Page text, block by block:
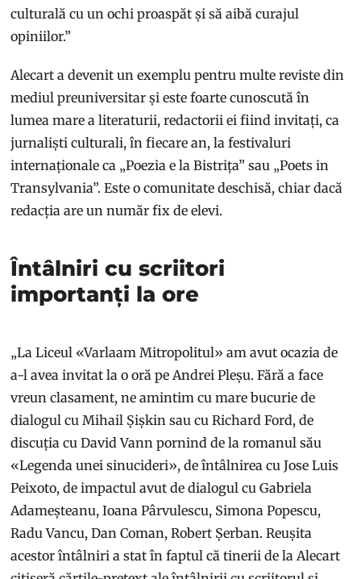
culturală cu un ochi proaspăt și să aibă curajul
opiniilor.”
Alecart a devenit un exemplu pentru multe reviste din
mediul preuniversitar și este foarte cunoscută în
lumea mare a literaturii, redactorii ei fiind invitați, ca
jurnaliști culturali, în fiecare an, la festivaluri
internaționale ca „Poezia e la Bistrița” sau „Poets in
Transylvania”. Este o comunitate deschisă, chiar dacă
redacția are un număr fix de elevi.
Întâlniri cu scriitori
importanți la ore
„La Liceul «Varlaam Mitropolitul» am avut ocazia de
a-l avea invitat la o oră pe Andrei Pleșu. Fără a face
vreun clasament, ne amintim cu mare bucurie de
dialogul cu Mihail Șișkin sau cu Richard Ford, de
discuția cu David Vann pornind de la romanul său
«Legenda unei sinucideri», de întâlnirea cu Jose Luis
Peixoto, de impactul avut de dialogul cu Gabriela
Adameșteanu, Ioana Pârvulescu, Simona Popescu,
Radu Vancu, Dan Coman, Robert Șerban. Reușita
acestor întâlniri a stat în faptul că tinerii de la Alecart